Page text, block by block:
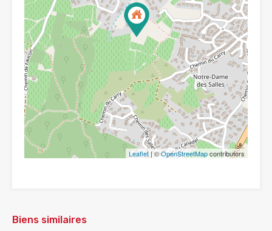
Leaflet | ©OpenStreetMapcontributors
Biens similaires